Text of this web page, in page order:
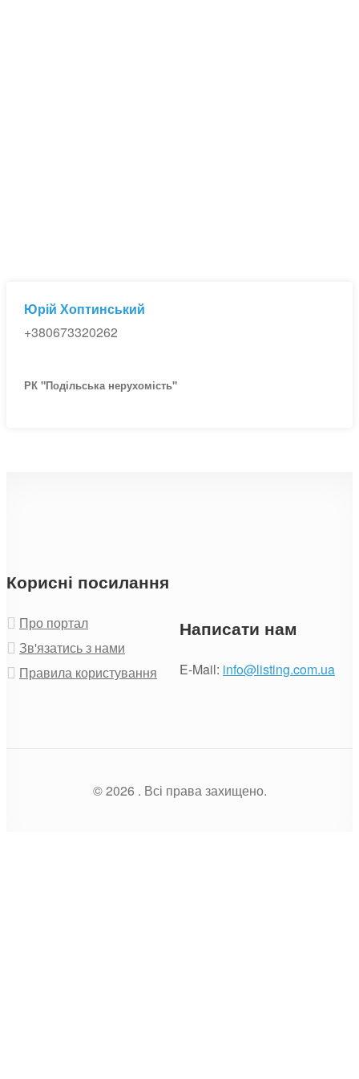
Юрій Хоптинський
+380673320262
РК "Подільська нерухомість"
Корисні посилання
Про портал
Зв'язатись з нами
Правила користування
Написати нам
E-Mail: info@listing.com.ua
© 2026 . Всі права захищено.